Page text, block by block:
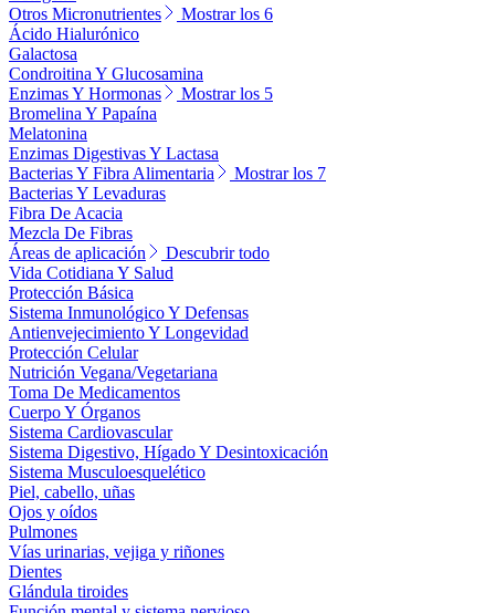
Otros Micronutrientes
Mostrar los 6
Ácido Hialurónico
Galactosa
Condroitina Y Glucosamina
Enzimas Y Hormonas
Mostrar los 5
Bromelina Y Papaína
Melatonina
Enzimas Digestivas Y Lactasa
Bacterias Y Fibra Alimentaria
Mostrar los 7
Bacterias Y Levaduras
Fibra De Acacia
Mezcla De Fibras
Áreas de aplicación
Descubrir todo
Vida Cotidiana Y Salud
Protección Básica
Sistema Inmunológico Y Defensas
Antienvejecimiento Y Longevidad
Protección Celular
Nutrición Vegana/Vegetariana
Toma De Medicamentos
Cuerpo Y Órganos
Sistema Cardiovascular
Sistema Digestivo, Hígado Y Desintoxicación
Sistema Musculoesquelético
Piel, cabello, uñas
Ojos y oídos
Pulmones
Vías urinarias, vejiga y riñones
Dientes
Glándula tiroides